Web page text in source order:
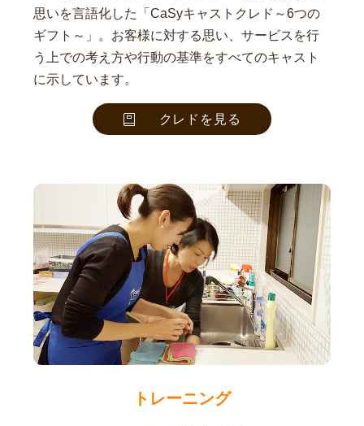
思いを言語化した「CaSyキャストクレド～6つの
ギフト～」。お客様に対する思い、サービスを行
う上での考え方や行動の基準をすべてのキャスト
に示しています。
クレドを見る
トレーニング